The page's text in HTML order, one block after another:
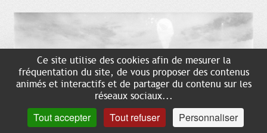
Ce site utilise des cookies afin de mesurer la
fréquentation du site, de vous proposer des contenus
animés et interactifs et de partager du contenu sur les
réseaux sociaux...
Tout accepter Tout refuser Personnaliser